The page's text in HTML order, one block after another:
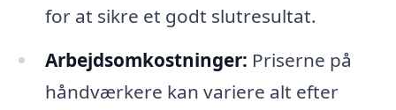
for at sikre et godt slutresultat.
Arbejdsomkostninger: Priserne på
håndværkere kan variere alt efter